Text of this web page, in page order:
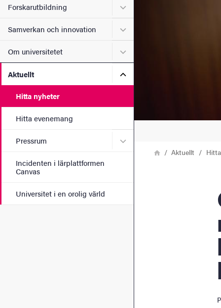
Forskarutbildning Undermeny för
Samverkan och innovation Undermeny för Samverkan
Om universitetet Undermeny för Om
Aktuellt Undermeny för Aktuellt
Hitta nyheter
Hitta evenemang
Pressrum Undermeny för Pressrum
Incidenten i lärplattformen
Canvas
Universitet i en orolig värld
LänkstigHemAktuellt